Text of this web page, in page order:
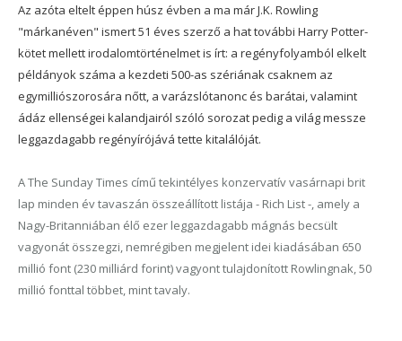
Az azóta eltelt éppen húsz évben a ma már J.K. Rowling
"márkanéven" ismert 51 éves szerző a hat további Harry Potter-
kötet mellett irodalomtörténelmet is írt: a regényfolyamból elkelt
példányok száma a kezdeti 500-as szériának csaknem az
egymilliószorosára nőtt, a varázslótanonc és barátai, valamint
ádáz ellenségei kalandjairól szóló sorozat pedig a világ messze
leggazdagabb regényírójává tette kitalálóját.
A The Sunday Times című tekintélyes konzervatív vasárnapi brit
lap minden év tavaszán összeállított listája - Rich List -, amely a
Nagy-Britanniában élő ezer leggazdagabb mágnás becsült
vagyonát összegzi, nemrégiben megjelent idei kiadásában 650
millió font (230 milliárd forint) vagyont tulajdonított Rowlingnak, 50
millió fonttal többet, mint tavaly.